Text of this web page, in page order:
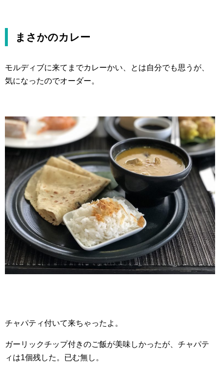
まさかのカレー
モルディブに来てまでカレーかい、とは自分でも思うが、
気になったのでオーダー。
チャパティ付いて来ちゃったよ。
ガーリックチップ付きのご飯が美味しかったが、チャパテ
ィは1個残した。已む無し。